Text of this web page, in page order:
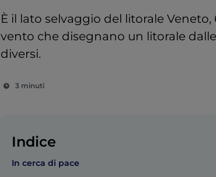
È il lato selvaggio del litorale
vento che disegnano un litorale
diversi.
3 minuti
Indice
In cerca di pace